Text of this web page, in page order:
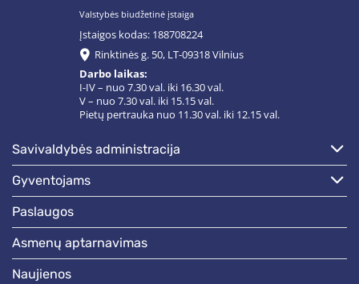
Valstybės biudžetinė įstaiga
Įstaigos kodas: 188708224
Rinktinės g. 50, LT-09318 Vilnius
Darbo laikas:
I-IV – nuo 7.30 val. iki 16.30 val.
V – nuo 7.30 val. iki 15.15 val.
Pietų pertrauka nuo 11.30 val. iki 12.15 val.
savivaldybės administracija
gyventojams
paslaugos
asmenų aptarnavimas
naujienos